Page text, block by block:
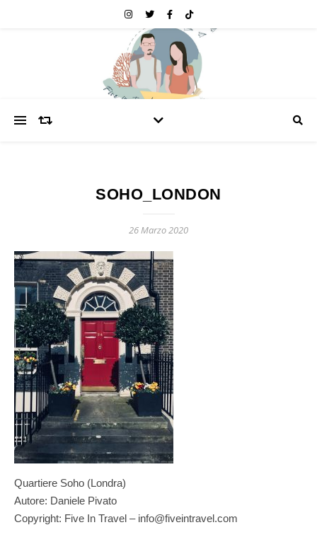
SOHO_LONDON
26 Marzo 2020
Quartiere Soho (Londra)
Autore: Daniele Pivato
Copyright: Five In Travel – info@fiveintravel.com